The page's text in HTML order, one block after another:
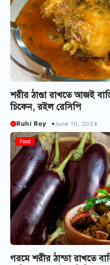
শরীর ঠাণ্ডা রাখতে আজই
চিকেন, রইল রেসিপি
Ruhi Roy June 10, 2024
Food
গরমে শরীর ঠান্ডা রাখতে